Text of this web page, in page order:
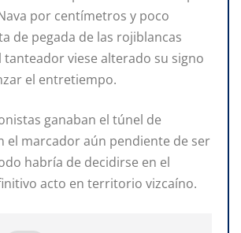
por centímetros y poco
de pegada de las rojiblancas
tanteador viese alterado su signo
el entretiempo.
ganaban el túnel de
el marcador aún pendiente de ser
habría de decidirse en el
acto en territorio vizcaíno.